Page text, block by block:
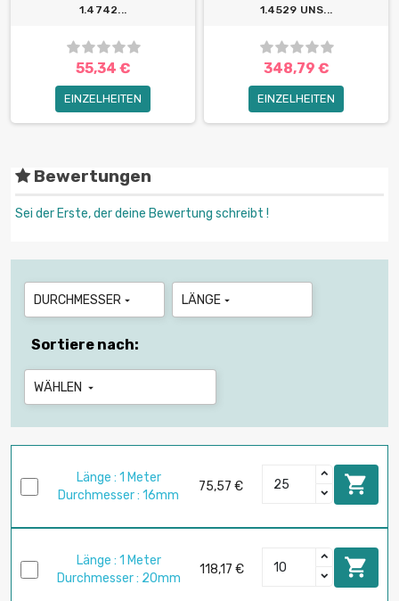
1.4742...
55,34 €
EINZELHEITEN
1.4529 UNS...
348,79 €
EINZELHEITEN
Bewertungen
Sei der Erste, der deine Bewertung schreibt !
DURCHMESSER  LÄNGE 
Sortiere nach:
WÄHLEN 
Länge : 1 Meter
Durchmesser : 16mm
75,57 € 
Länge : 1 Meter
Durchmesser : 20mm
118,17 € 